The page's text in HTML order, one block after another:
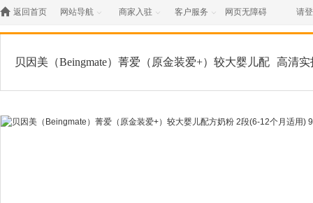
 返回首页 网站导航  商家入驻  客户服务  网页无障碍 请
贝因美（Beingmate）菁爱（原金装爱+）较大婴儿配 高清实